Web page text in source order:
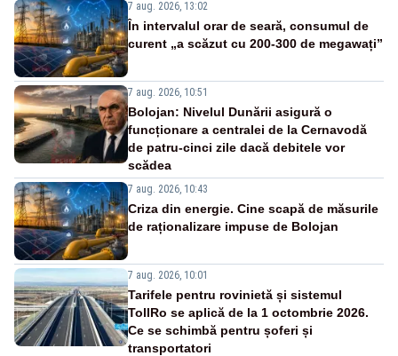
7 aug. 2026, 13:02
În intervalul orar de seară, consumul de
curent „a scăzut cu 200-300 de megawați”
7 aug. 2026, 10:51
Bolojan: Nivelul Dunării asigură o
funcționare a centralei de la Cernavodă
de patru-cinci zile dacă debitele vor
scădea
7 aug. 2026, 10:43
Criza din energie. Cine scapă de măsurile
de raționalizare impuse de Bolojan
7 aug. 2026, 10:01
Tarifele pentru rovinietă și sistemul
TollRo se aplică de la 1 octombrie 2026.
Ce se schimbă pentru șoferi și
transportatori